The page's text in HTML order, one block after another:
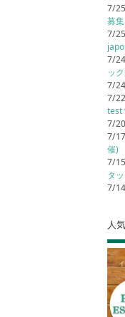
7/
募集
7/
7/
ッ
7/
7/
test
7/
7/
催)
7/
タ
7/
人